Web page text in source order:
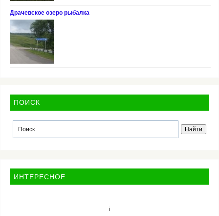
Драчевское озеро рыбалка
ПОИСК
ИНТЕРЕСНОЕ
i